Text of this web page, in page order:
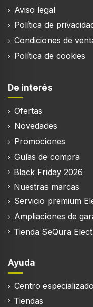
Aviso legal
Política de
Condiciones de
Política de cookies
De interés
Ofertas
Novedades
Promociones
Guías de compra
Black Friday 2026
Nuestras marcas
Servicio premium
Ampliaciones de
Tienda SeQura
Ayuda
Centro
Tiendas